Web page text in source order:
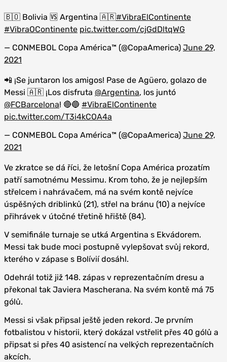
🇧🇴 Bolivia 🆚 Argentina 🇦🇷#VibraElContinente
#VibraOContinente pic.twitter.com/cjGdDltqWG
— CONMEBOL Copa América™️ (@CopaAmerica) June 29,
2021
📲 ¡Se juntaron los amigos! Pase de Agüero, golazo de
Messi 🇦🇷 ¡Los disfruta @Argentina, los juntó
@FCBarcelona! 🔴🔵 #VibraElContinente
pic.twitter.com/T3i4kCOA4a
— CONMEBOL Copa América™️ (@CopaAmerica) June 29,
2021
Ve zkratce se dá říci, že letošní Copa América prozatím
patří samotnému Messimu. Krom toho, že je nejlepším
střelcem i nahrávačem, má na svém kontě nejvíce
úspěšných driblinků (21), střel na bránu (10) a nejvíce
přihrávek v útočné třetině hřiště (84).
V semifinále turnaje se utká Argentina s Ekvádorem.
Messi tak bude moci postupně vylepšovat svůj rekord,
kterého v zápase s Bolívií dosáhl.
Odehrál totiž již 148. zápas v reprezentačním dresu a
překonal tak Javiera Mascherana. Na svém kontě má 75
gólů.
Messi si však připsal ještě jeden rekord. Je prvním
fotbalistou v historii, který dokázal vstřelit přes 40 gólů a
připsat si přes 40 asistencí na velkých reprezentačních
akcích.